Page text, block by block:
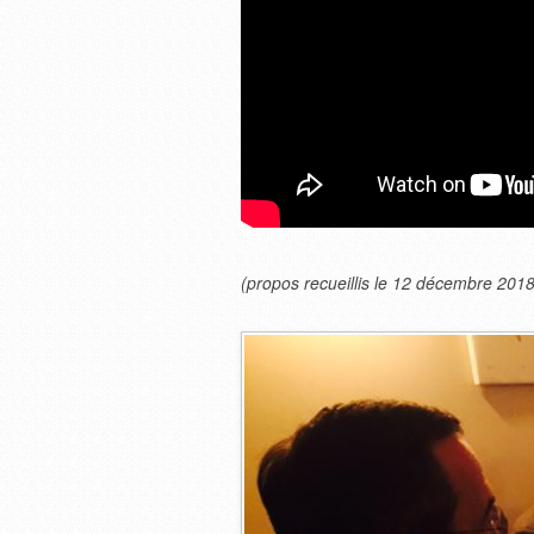
(propos recueillis le 12 décembre